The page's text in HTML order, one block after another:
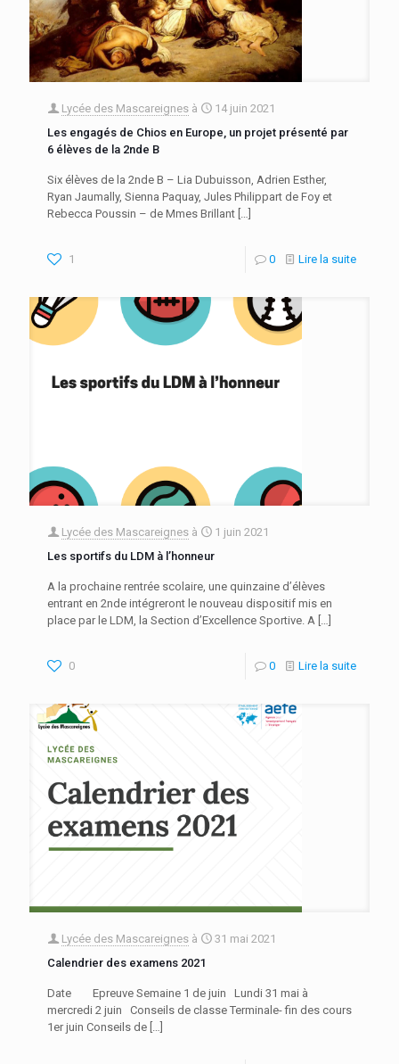
Lycée des Mascareignes à
14 juin 2021
Les engagés de Chios en Europe, un projet présenté par
6 élèves de la 2nde B
Six élèves de la 2nde B – Lia Dubuisson, Adrien Esther,
Ryan Jaumally, Sienna Paquay, Jules Philippart de Foy et
Rebecca Poussin – de Mmes Brillant […]
1 0 Lire la suite
Lycée des Mascareignes à
1 juin 2021
Les sportifs du LDM à l’honneur
A la prochaine rentrée scolaire, une quinzaine d’élèves
entrant en 2nde intégreront le nouveau dispositif mis en
place par le LDM, la Section d’Excellence Sportive. A […]
0 0 Lire la suite
Lycée des Mascareignes à
31 mai 2021
Calendrier des examens 2021
Date Epreuve Semaine 1 de juin Lundi 31 mai à
mercredi 2 juin Conseils de classe Terminale- fin des cours
1er juin Conseils de […]